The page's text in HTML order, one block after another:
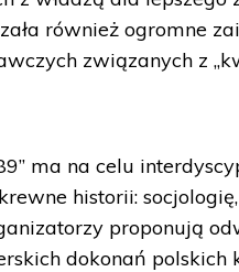
również ogromne
związanych z
ma na celu
historii:
proponują
dokonań polskich